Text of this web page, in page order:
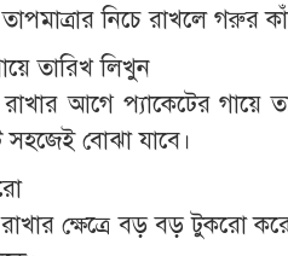
নিচে রাখলে গরুর
তারিখ লিখুন
রাখার আগে প্যাকেটের
সহজেই বোঝা যাবে।
রাখার ক্ষেত্রে বড় বড় টুকরো